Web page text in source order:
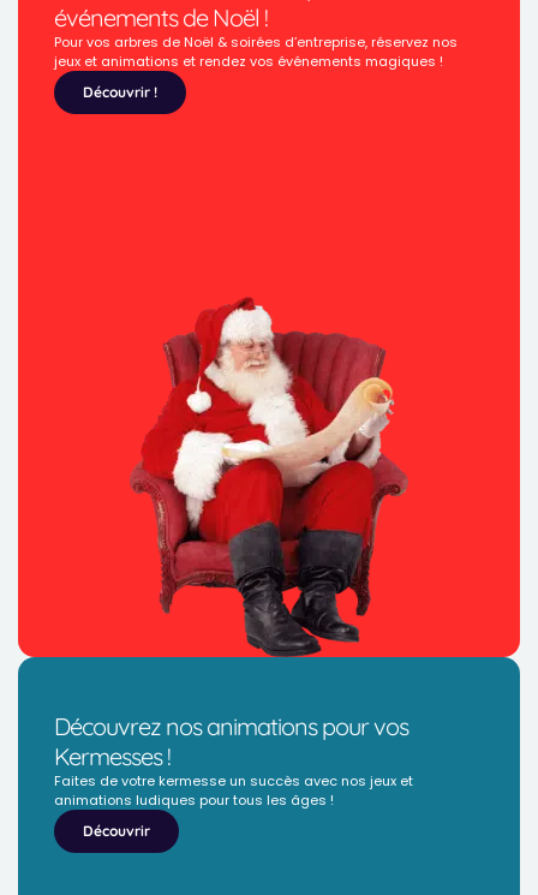
événements de Noël !
Pour vos arbres de Noël & soirées d’entreprise, réservez nos
jeux et animations et rendez vos événements magiques !
Découvrir !
Découvrez nos animations pour vos
Kermesses !
Faites de votre kermesse un succès avec nos jeux et
animations ludiques pour tous les âges !
Découvrir